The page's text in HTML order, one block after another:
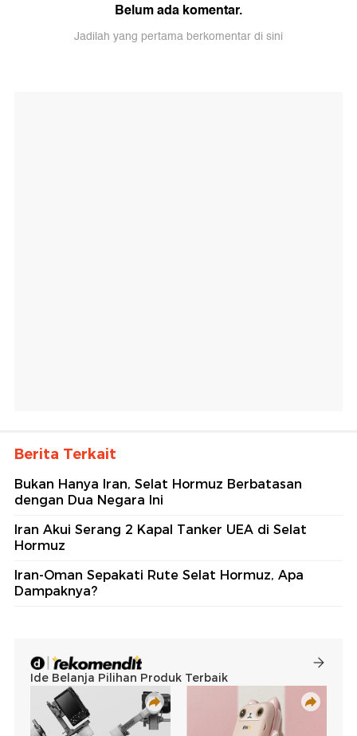
Belum ada komentar.
Jadilah yang pertama berkomentar di sini
Berita Terkait
Bukan Hanya Iran, Selat Hormuz Berbatasan
dengan Dua Negara Ini
Iran Akui Serang 2 Kapal Tanker UEA di Selat
Hormuz
Iran-Oman Sepakati Rute Selat Hormuz, Apa
Dampaknya?